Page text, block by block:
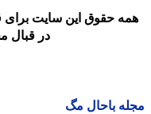
حقوق این سایت برای
در قبال
باحال مگ